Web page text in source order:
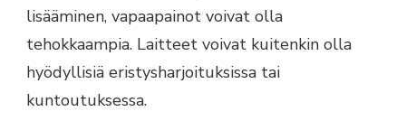
lisääminen, vapaapainot voivat olla
tehokkaampia. Laitteet voivat kuitenkin olla
hyödyllisiä eristysharjoituksissa tai
kuntoutuksessa.